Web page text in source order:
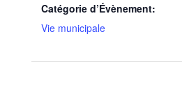
Catégorie d’Évènement:
Vie municipale